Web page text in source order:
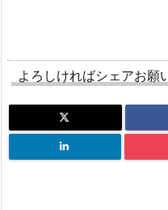
よろしければシェアお願